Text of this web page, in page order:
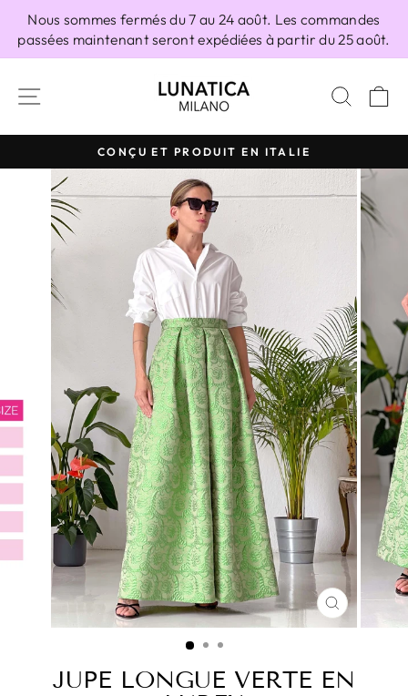
contenu
Nous sommes fermés du 7 au 24 août. Les commandes
passées maintenant seront expédiées à partir du 25 août.
Diaporama
Pause
CONÇU ET PRODUIT EN ITALIE
FERMER
(ESC)
JUPE LONGUE VERTE EN